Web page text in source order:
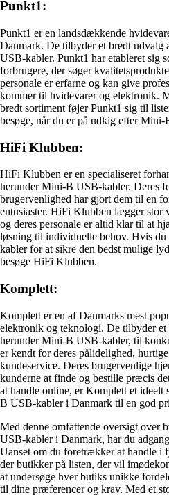
Punkt1:
Punkt1 er en landsdækkende
Danmark. De tilbyder et bredt udvalg
USB-kabler. Punkt1 har etableret sig
forbrugere, der søger
personale er erfarne og kan give
kommer til hvidevarer og elektronik.
bredt sortiment føjer Punkt1 sig til
besøge, når du er på udkig efter
HiFi Klubben:
HiFi Klubben er en specialiseret
herunder Mini-B USB-kabler. Deres
brugervenlighed har gjort dem til en
entusiaster. HiFi Klubben lægger stor
og deres personale er altid klar til at
løsning til individuelle behov. Hvis
kabler for at sikre den bedst mulige
besøge HiFi Klubben.
Komplett:
Komplett er en af Danmarks mest
elektronik og teknologi. De tilbyder et
herunder Mini-B USB-kabler, til
er kendt for deres pålidelighed,
kundeservice. Deres brugervenlige
kunderne at finde og bestille præcis
at handle online, er Komplett et ideelt
B USB-kabler i Danmark til en god
Med denne omfattende oversigt over
USB-kabler i Danmark, har du
Uanset om du foretrækker at handle i
der butikker på listen, der vil
at undersøge hver butiks unikke
til dine præferencer og krav. Med et